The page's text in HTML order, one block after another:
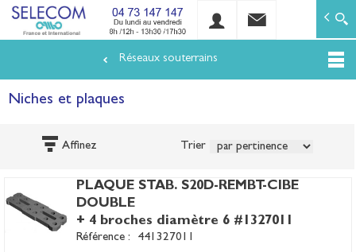
au
SELECOM
Matériels de réseaux électriques basse tension et
Réseaux souterrains
Niches et plaques
Affinez Trier
PLAQUE STAB. S20D-REMBT-CIBE
DOUBLE
+ 4 broches diamètre 6 #1327011
Référence : 441327011